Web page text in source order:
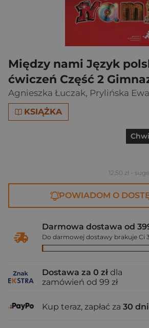
Między nami Język
ćwiczeń Część 2
Agnieszka Łuczak, Prylińska Ewa
KSIĄŻKA
12,50 zł -
POWIADOM O
Darmowa dostawa od
Do darmowej dostawy brakuje Ci
Dostawa za 0 zł dla
zamówień od 99 zł
Kup teraz, zapłać za 30 dni